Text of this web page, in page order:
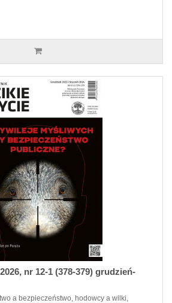
nr 12-1 (378-379) grudzień-
a bezpieczeństwo, hodowcy a wilki,